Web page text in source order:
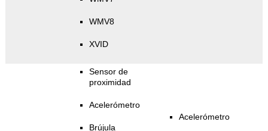
WMV8
XVID
Sensor de
proximidad
Acelerómetro
Brújula
Acelerómetro